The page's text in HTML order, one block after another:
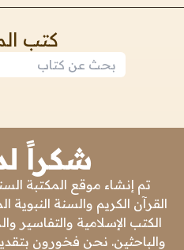
كتب
شكراً
تم إنشاء موقع المكتبة
القرآن الكريم والسنة
الكتب الإسلامية والتفاسير
والباحثين. نحن فخورون